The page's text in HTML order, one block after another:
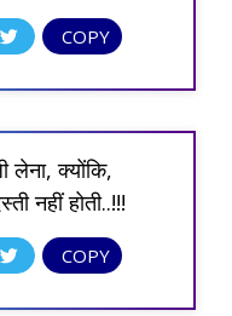
COPY
लेना, क्योंकि,
नहीं होती..!!!
COPY